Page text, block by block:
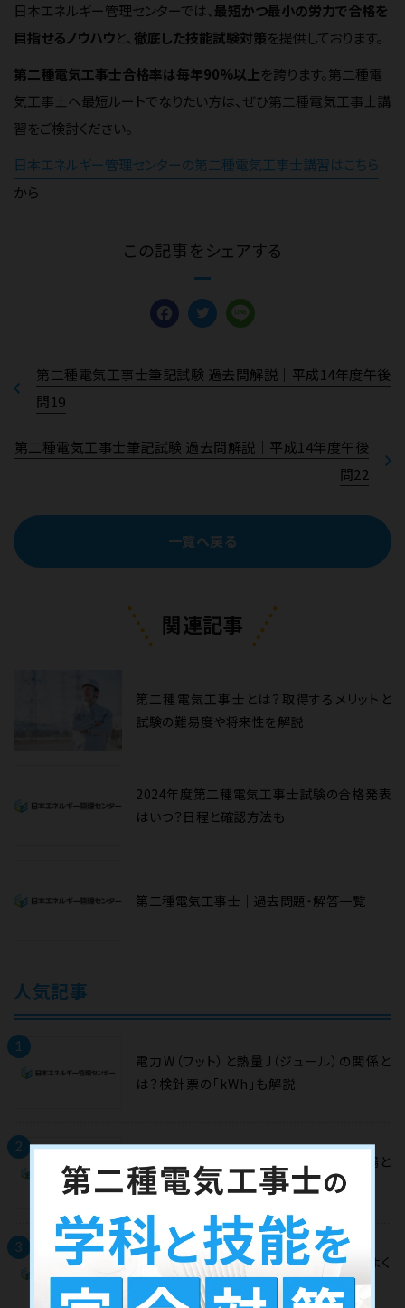
日本エネルギー管理センターでは、 最短かつ最小の労力で合格を
目指せるノウハウと、 徹底した技能試験対策を提供しております。
第二種電気工事士合格率は毎年90%以上を誇ります。第二種電
気工事士へ最短ルートでなりたい方は、ぜひ第二種電気工事士講
習をご検討ください。
日本エネルギー管理センターの第二種電気工事士講習はこちら
から
この記事をシェアする
Facebook
Twitter
第二種電気工事士筆記試験 過去問解説｜平成14年度午後
問19
一覧へ戻る
第二種電気工事士筆記試験 過去問解説｜平成14年度午後
問22
関連記事
第二種電気工事士とは？取得するメリットと
試験の難易度や将来性を解説
2024年度第二種電気工事士試験の合格発表
はいつ？日程と確認方法も
第二種電気工事士｜過去問題・解答一覧
人気記事
1
電力W（ワット）と熱量J（ジュール）の関係と
は？検針票の「kWh」も解説
2
【2025年度】第二種電気工事士試験会場と
過去の会場一覧｜日程についても
3
対地電圧と線間電圧の違いとは？試験でよく
出る配電方式で解説